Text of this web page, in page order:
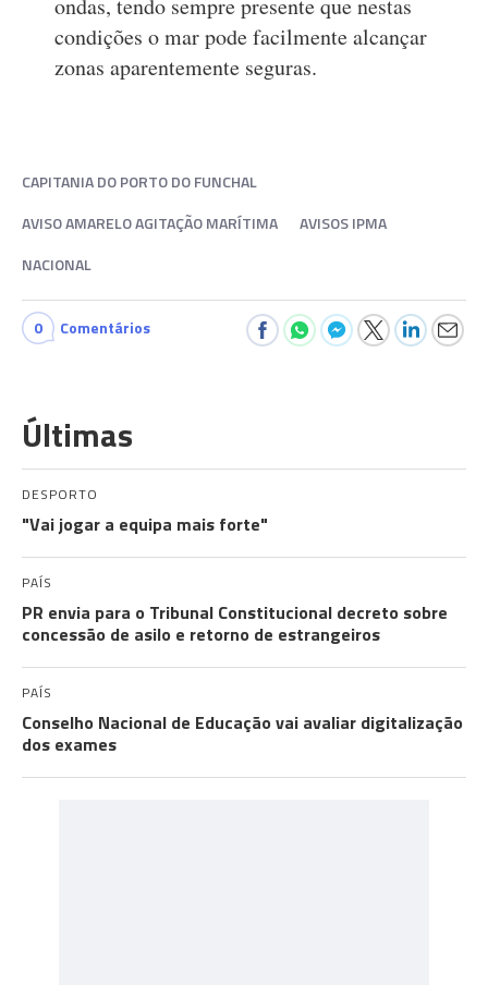
ondas, tendo sempre presente que nestas
condições o mar pode facilmente alcançar
zonas aparentemente seguras.
CAPITANIA DO PORTO DO FUNCHAL
AVISO AMARELO AGITAÇÃO MARÍTIMA
AVISOS IPMA
NACIONAL
0 Comentários
Últimas
DESPORTO
"Vai jogar a equipa mais forte"
PAÍS
PR envia para o Tribunal Constitucional decreto sobre
concessão de asilo e retorno de estrangeiros
PAÍS
Conselho Nacional de Educação vai avaliar digitalização
dos exames